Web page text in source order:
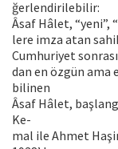
ğerlendirilebilir:
Âsaf Hâlet, “yeni”,
lere imza atan
Cumhuriyet
dan en özgün ama
bilinen
Âsaf Hâlet,
Ke-
mal ile Ahmet